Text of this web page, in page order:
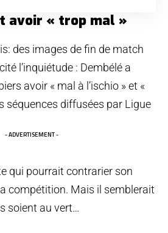
avoir « trop mal »
des images de fin de match
l’inquiétude : Dembélé a
avoir « mal à l’ischio » et «
séquences diffusées par Ligue
- ADVERTISEMENT -
qui pourrait contrarier son
compétition. Mais il semblerait
soient au vert…